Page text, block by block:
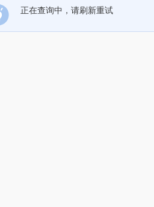
正在查询中，请刷新重试